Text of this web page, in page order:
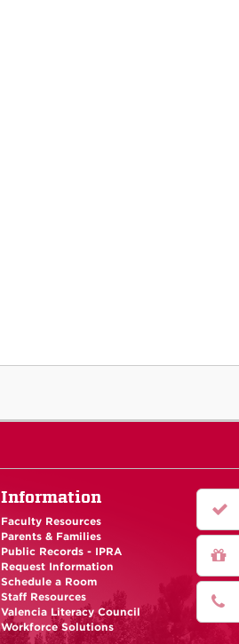
Information
Faculty Resources
Parents & Families
Public Records - IPRA
Request Information
Schedule a Room
Staff Resources
Valencia Literacy Council
Workforce Solutions